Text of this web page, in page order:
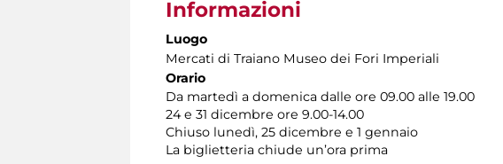
Informazioni
Luogo
Mercati di Traiano Museo dei Fori Imperiali
Orario
Da martedì a domenica dalle ore 09.00 alle 19.00
24 e 31 dicembre ore 9.00-14.00
Chiuso lunedì, 25 dicembre e 1 gennaio
La biglietteria chiude un’ora prima